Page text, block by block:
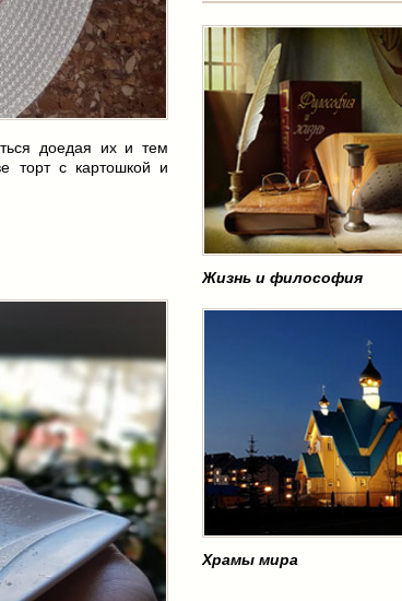
доедая их и тем
торт с картошкой и
Жизнь и философия
Храмы мира